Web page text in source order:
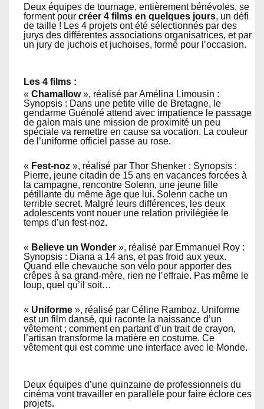
Deux équipes de tournage, entièrement bénévoles, se
forment pour créer 4 films en quelques jours, un défi
de taille ! Les 4 projets ont été sélectionnés par des
jurys des différentes associations organisatrices, et par
un jury de juchois et juchoises, formé pour l’occasion.
Les 4 films :
« Chamallow», réalisé par Amélina Limousin :
Synopsis : Dans une petite ville de Bretagne, le
gendarme Guénolé attend avec impatience le passage
de galon mais une mission de proximité un peu
spéciale va remettre en cause sa vocation. La couleur
de l’uniforme officiel passe au rose.
« Fest-noz », réalisé par Thor Shenker : Synopsis :
Pierre, jeune citadin de 15 ans en vacances forcées à
la campagne, rencontre Solenn, une jeune fille
pétillante du même âge que lui. Solenn cache un
terrible secret. Malgré leurs différences, les deux
adolescents vont nouer une relation privilégiée le
temps d’un fest-noz.
« Believe un Wonder », réalisé par Emmanuel Roy :
Synopsis : Diana a 14 ans, et pas froid aux yeux.
Quand elle chevauche son vélo pour apporter des
crêpes à sa grand-mère, rien ne l’effraie. Pas même le
loup, quel qu’il soit…
« Uniforme », réalisé par Céline Ramboz. Uniforme
est un film dansé, qui raconte la naissance d’un
vêtement ; comment en partant d’un trait de crayon,
l’artisan transforme la matière en costume. Ce
vêtement qui est comme une interface avec le Monde.
Deux équipes d’une quinzaine de professionnels du
cinéma vont travailler en parallèle pour faire éclore ces
projets.